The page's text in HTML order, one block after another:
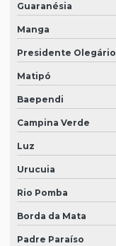
Guaranésia
Manga
Presidente Olegário
Matipó
Baependi
Campina Verde
Luz
Urucuia
Rio Pomba
Borda da Mata
Padre Paraíso